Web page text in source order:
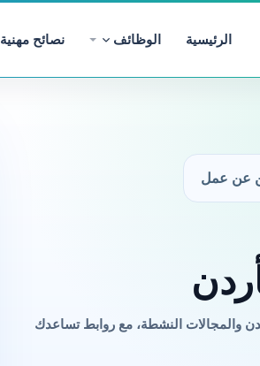
الرئيسية الوظائف نصائح مهنية
عن عمل
والمجالات النشطة، مع روابط تساعدك